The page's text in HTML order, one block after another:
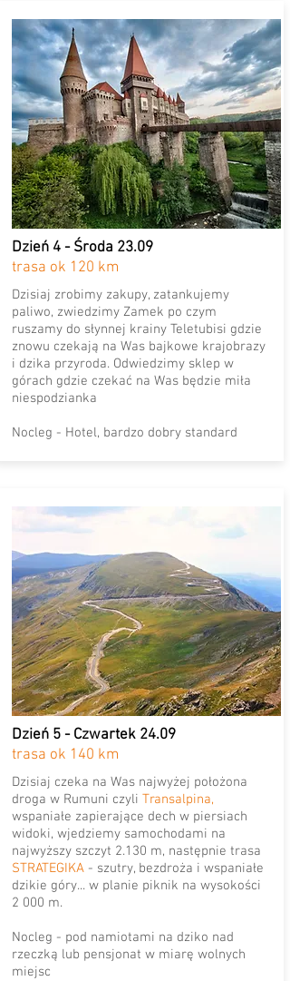
Dzień 4 - Środa 23.09
trasa ok 120 km
Dzisiaj zrobimy zakupy, zatankujemy
paliwo, zwiedzimy Zamek po czym
ruszamy do słynnej krainy Teletubisi gdzie
znowu czekają na Was bajkowe krajobrazy
i dzika przyroda. Odwiedzimy sklep w
górach gdzie czekać na Was będzie miła
niespodzianka
Nocleg - Hotel, bardzo dobry standard​​​​
Dzień 5 - Czwartek 24.09
trasa ok 140 km
Dzisiaj czeka na Was najwyżej położona
droga w Rumuni czyli Transalpina,
wspaniałe zapierające dech w piersiach
widoki, wjedziemy samochodami na
najwyższy szczyt 2.130 m, następnie trasa
STRATEGIKA - szutry, bezdroża i wspaniałe
dzikie góry... w planie piknik na wysokości
2 000 m.
Nocleg - pod namiotami na dziko nad
rzeczką lub pensjonat w miarę wolnych
miejsc